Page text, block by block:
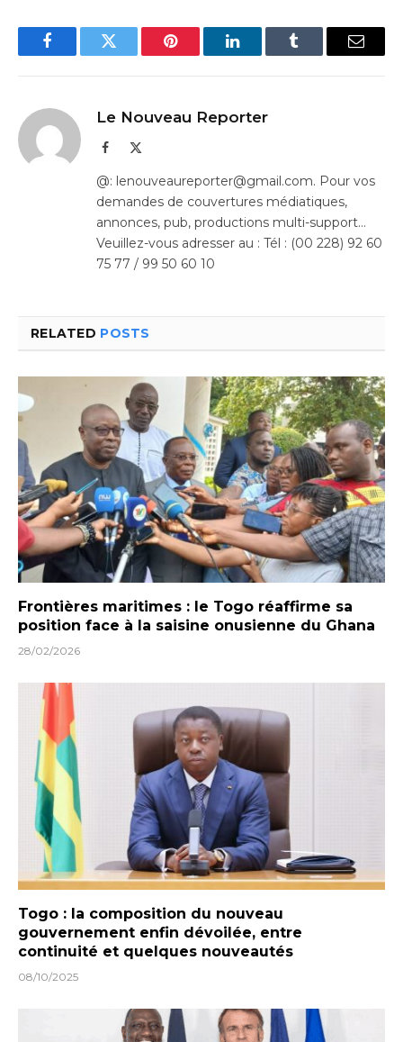
FacebookTwitter Pinterest LinkedInTumblr Email
Le Nouveau Reporter
Facebook
@: lenouveaureporter@gmail.com. Pour vos
demandes de couvertures médiatiques,
annonces, pub, productions multi-support…
Veuillez-vous adresser au : Tél : (00 228) 92 60
75 77 / 99 50 60 10
RELATED POSTS
Frontières maritimes : le Togo réaffirme sa
position face à la saisine onusienne du Ghana
28/02/2026
Togo : la composition du nouveau
gouvernement enfin dévoilée, entre
continuité et quelques nouveautés
08/10/2025